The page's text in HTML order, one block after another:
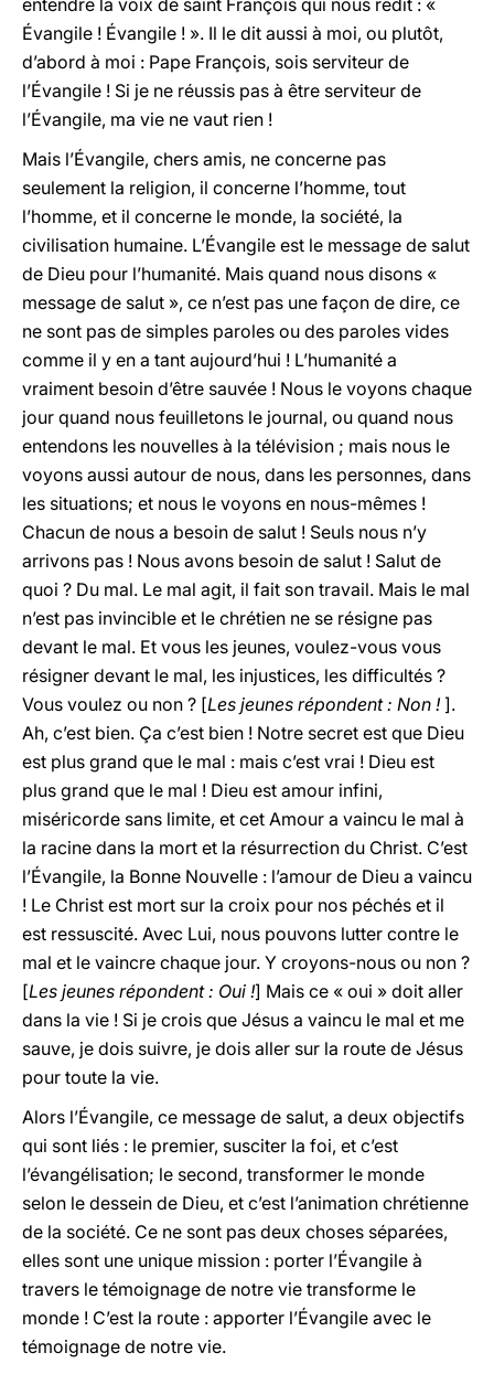
entendre la voix de saint François qui nous redit : «
Évangile ! Évangile ! ». Il le dit aussi à moi, ou plutôt,
d’abord à moi : Pape François, sois serviteur de
l’Évangile ! Si je ne réussis pas à être serviteur de
l’Évangile, ma vie ne vaut rien !
Mais l’Évangile, chers amis, ne concerne pas
seulement la religion, il concerne l’homme, tout
l’homme, et il concerne le monde, la société, la
civilisation humaine. L’Évangile est le message de salut
de Dieu pour l’humanité. Mais quand nous disons «
message de salut », ce n’est pas une façon de dire, ce
ne sont pas de simples paroles ou des paroles vides
comme il y en a tant aujourd’hui ! L’humanité a
vraiment besoin d’être sauvée ! Nous le voyons chaque
jour quand nous feuilletons le journal, ou quand nous
entendons les nouvelles à la télévision ; mais nous le
voyons aussi autour de nous, dans les personnes, dans
les situations; et nous le voyons en nous-mêmes !
Chacun de nous a besoin de salut ! Seuls nous n’y
arrivons pas ! Nous avons besoin de salut ! Salut de
quoi ? Du mal. Le mal agit, il fait son travail. Mais le mal
n’est pas invincible et le chrétien ne se résigne pas
devant le mal. Et vous les jeunes, voulez-vous vous
résigner devant le mal, les injustices, les difficultés ?
Vous voulez ou non ? [Les jeunes répondent : Non ! ].
Ah, c’est bien. Ça c’est bien ! Notre secret est que Dieu
est plus grand que le mal : mais c’est vrai ! Dieu est
plus grand que le mal ! Dieu est amour infini,
miséricorde sans limite, et cet Amour a vaincu le mal à
la racine dans la mort et la résurrection du Christ. C’est
l’Évangile, la Bonne Nouvelle : l’amour de Dieu a vaincu
! Le Christ est mort sur la croix pour nos péchés et il
est ressuscité. Avec Lui, nous pouvons lutter contre le
mal et le vaincre chaque jour. Y croyons-nous ou non ?
[Les jeunes répondent : Oui !] Mais ce « oui » doit aller
dans la vie ! Si je crois que Jésus a vaincu le mal et me
sauve, je dois suivre, je dois aller sur la route de Jésus
pour toute la vie.
Alors l’Évangile, ce message de salut, a deux objectifs
qui sont liés : le premier, susciter la foi, et c’est
l’évangélisation; le second, transformer le monde
selon le dessein de Dieu, et c’est l’animation chrétienne
de la société. Ce ne sont pas deux choses séparées,
elles sont une unique mission : porter l’Évangile à
travers le témoignage de notre vie transforme le
monde ! C’est la route : apporter l’Évangile avec le
témoignage de notre vie.